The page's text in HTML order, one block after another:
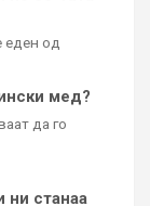
еден од
мед?
да го
ни станаа